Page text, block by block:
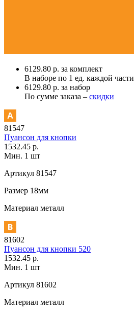
6129.80 р. за комплект
В наборе по 1 ед. каждой части
6129.80 р. за набор
По сумме заказа – скидки
81547
Пуансон для кнопки
1532.45 р.
Мин. 1 шт
Артикул 81547
Размер 18мм
Материал металл
81602
Пуансон для кнопки 520
1532.45 р.
Мин. 1 шт
Артикул 81602
Материал металл